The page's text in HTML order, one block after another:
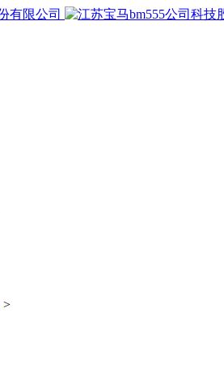
>